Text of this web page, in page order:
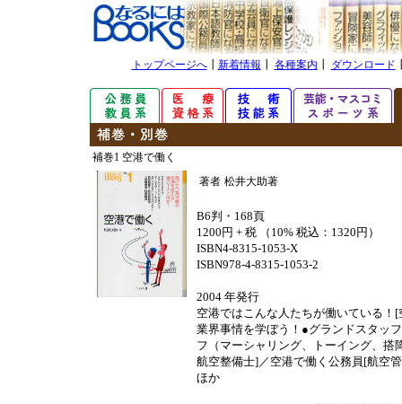
トップページへ┃ 新着情報 各種案内 ダウンロード
補巻1 空港で働く
著者 松井大助著
B6判・168頁
1200円 + 税 （10% 税込：1320円）
ISBN4-8315-1053-X
ISBN978-4-8315-1053-2
2004 年発行
空港ではこんな人たちが働いている！
業界事情を学ぼう！●グランドスタッ
フ（マーシャリング、トーイング、搭
航空整備士]／空港で働く公務員[航空
ほか